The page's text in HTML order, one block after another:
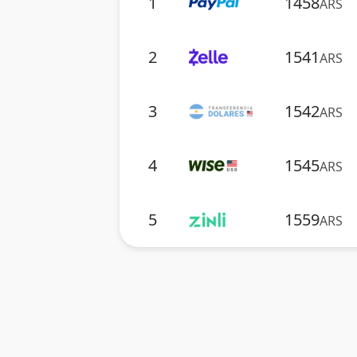
ARS
2 1541ARS
3 1542ARS
4 1545ARS
5 1559ARS